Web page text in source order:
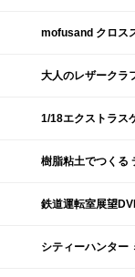
mofusand クロス
大人のレザークラ
1/18エクストラス
樹脂粘土でつくる
鉄道運転室展望
シティーハンター